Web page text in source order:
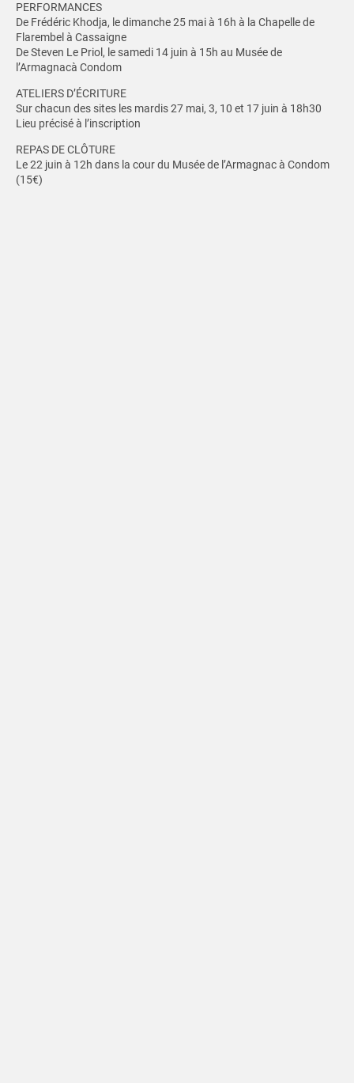
PERFORMANCES
De Frédéric Khodja, le dimanche 25 mai à 16h à la Chapelle de
Flarembel à Cassaigne
De Steven Le Priol, le samedi 14 juin à 15h au Musée de
l’Armagnacà Condom
ATELIERS D’ÉCRITURE
Sur chacun des sites les mardis 27 mai, 3, 10 et 17 juin à 18h30
Lieu précisé à l’inscription
REPAS DE CLÔTURE
Le 22 juin à 12h dans la cour du Musée de l’Armagnac à Condom
(15€)